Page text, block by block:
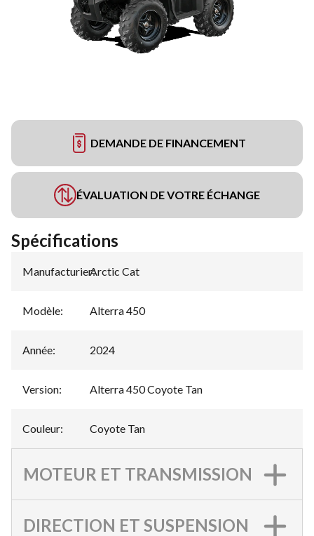
DEMANDE DE FINANCEMENT
ÉVALUATION DE VOTRE ÉCHANGE
Spécifications
Manufacturier:
Arctic Cat
Modèle: Alterra 450
Année: 2024
Version: Alterra 450 Coyote Tan
Couleur: Coyote Tan
MOTEUR ET TRANSMISSION
DIRECTION ET SUSPENSION